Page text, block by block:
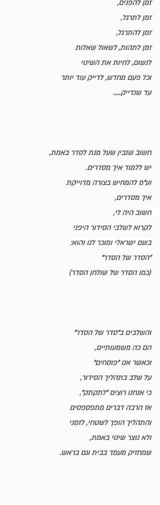
זמן להפנים,
זמן לתרגל,
זמן להתרגל,
זמן לתהות, לשאול שאלות
לנשום, לחיות את השינוי
וכל פעם מחדש, לדייק עוד יותר
עד שנדייק.....
חשוב שנבין שעל מנת לסדר באמת,
יש ללמוד איך מסדרים.
וע"מ להמחיש בצורה מדוייקת
איך מסדרים,
חשוב היה לי,
לקרוא לשלבי הסידור היפני
בשם ישראלי ומוכר לנו והוא:
"הסדר של הסדר"
(כמו הסדר של שולחן הסדר)
והשלבים ב"סדר של הסדר"
הם כה משמעותיים,
וכאשר אנו "פוסחים"
על שלב בתהליך הסידור,
כי אנחנו רוצים "לתקתק",
אז הרבה דברים מתפספסים
והתהליך הופך לשטחי, לזמני
ולא נוצר שינוי באמת,
שמחזיק מעמד בבית וגם בראש.